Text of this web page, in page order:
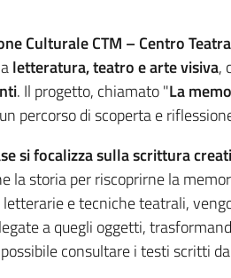
Culturale CTM – Centro
letteratura, teatro e arte visiva,
. Il progetto, chiamato "La
percorso di scoperta e
si focalizza sulla scrittura
la storia per riscoprirne la
e tecniche teatrali,
a quegli oggetti,
consultare i testi scritti